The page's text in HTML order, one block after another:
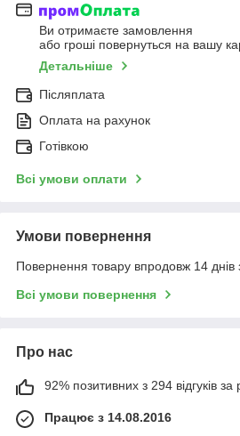
Ви отримаєте замовлення
або гроші повернуться на вашу
Детальніше
Післяплата
Оплата на рахунок
Готівкою
Всі умови оплати
Умови повернення
Повернення товару впродовж 14 днів
Всі умови повернення
Про нас
92% позитивних з 294 відгуків за
Працює з 14.08.2016